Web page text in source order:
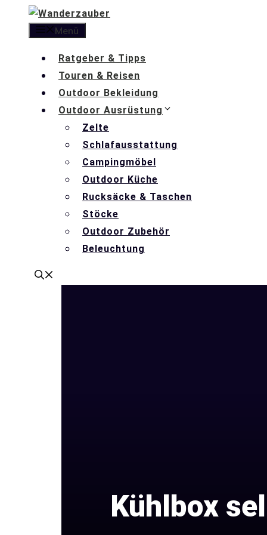
Menü
Ratgeber & Tipps
Touren & Reisen
Outdoor Bekleidung
Outdoor Ausrüstung
Zelte
Schlafausstattung
Campingmöbel
Outdoor Küche
Rucksäcke & Taschen
Stöcke
Outdoor Zubehör
Beleuchtung
Kühlbox